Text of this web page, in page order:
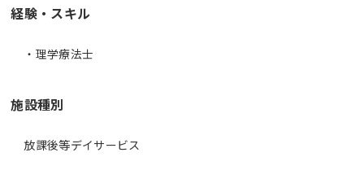
経験・スキル
・理学療法士
施設種別
放課後等デイサービス